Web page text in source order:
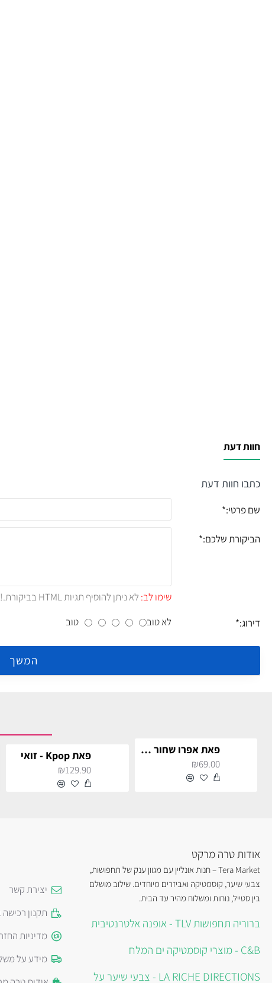
חוות דעת
כתבו חוות דעת
שם פרטי:
הביקורת שלכם:
שימו לב: לא ניתן להוסיף תגיות HTML בביקורת.!
דירוג:
לא טוב טוב
המשך
פאת אפרו שחור גדולה
₪69.00
פאת Kpop - זואי
₪129.90
אודות טרה מרקט
Tera Market – חנות אונליין עם מגוון ענק של תחפושות,
צבעי שיער, קוסמטיקה ואביזרים מיוחדים. שילוב מושלם
בין סטייל, נוחות ומשלוח מהיר עד הבית.
ברוריה תחפושות TLV - אופנה אלטרנטיבית
C&B - מוצרי קוסמטיקה ים המלח
LA RICHE DIRECTIONS - צבעי שיער על
יצירת קשר
תקנון
מדיניות
מידע על